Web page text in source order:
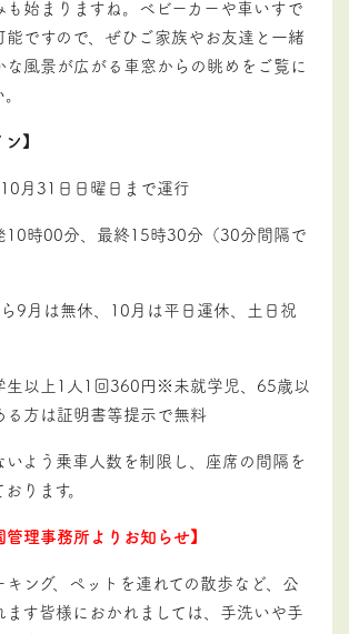
も始まりますね。ベビーカーや車いすで
能ですので、ぜひご家族やお友達と一緒
な風景が広がる車窓からの眺めをご覧に
】
月31日日曜日まで運行
10時00分、最終15時30分（30分間隔で
9月は無休、10月は平日運休、土日祝
生以上1人1回360円※未就学児、65歳以
る方は証明書等提示で無料
いよう乗車人数を制限し、座席の間隔を
ります。
管理事務所よりお知らせ】
ング、ペットを連れての散歩など、公
す皆様におかれましては、手洗いや手